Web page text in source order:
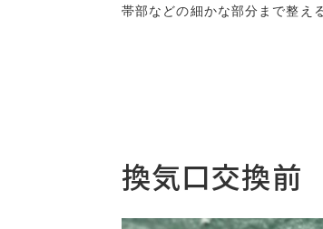
帯部などの細かな部分まで整え
換気口交換前